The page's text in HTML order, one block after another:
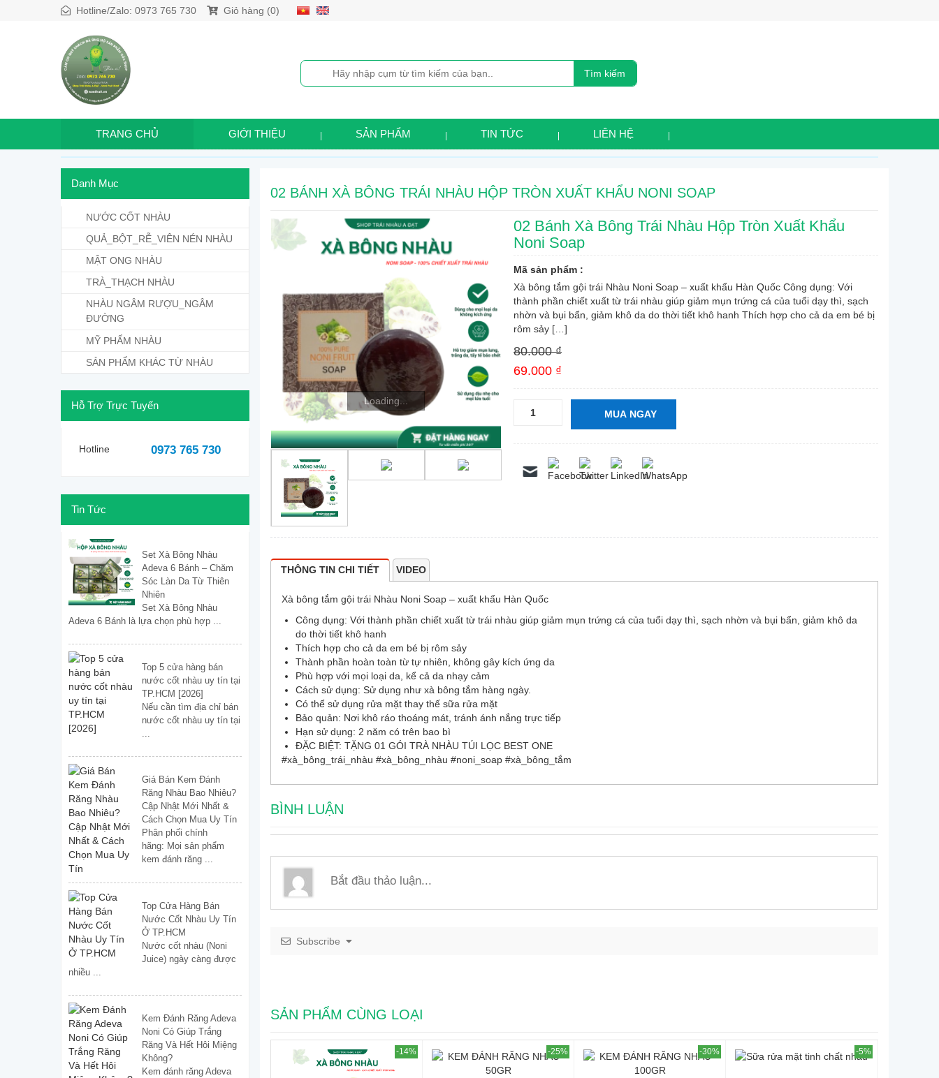
Hotline/Zalo: 0973 765 730 Giỏ hàng (0)
Tìm kiếm
TRANG CHỦ GIỚI THIỆU SẢN PHẨM TIN TỨC LIÊN HỆ
Danh Mục
NƯỚC CỐT NHÀU
QUẢ_BỘT_RỄ_VIÊN NÉN NHÀU
MẬT ONG NHÀU
TRÀ_THẠCH NHÀU
NHÀU NGÂM RƯỢU_NGÂM
ĐƯỜNG
MỸ PHẨM NHÀU
SẢN PHẨM KHÁC TỪ NHÀU
Hỗ Trợ Trực Tuyến
Hotline 0973 765 730
Tin Tức
Set Xà Bông Nhàu
Adeva 6 Bánh – Chăm
Sóc Làn Da Từ Thiên
Nhiên
Set Xà Bông Nhàu
Adeva 6 Bánh là lựa chọn phù hợp ...
Top 5 cửa hàng bán
nước cốt nhàu uy tín tại
TP.HCM [2026]
Nếu cần tìm địa chỉ bán
nước cốt nhàu uy tín tại
...
Giá Bán Kem Đánh
Răng Nhàu Bao Nhiêu?
Cập Nhật Mới Nhất &
Cách Chọn Mua Uy Tín
Phân phối chính
hãng: Mọi sản phẩm
kem đánh răng ...
Top Cửa Hàng Bán
Nước Cốt Nhàu Uy Tín
Ở TP.HCM
Nước cốt nhàu (Noni
Juice) ngày càng được
nhiều ...
Kem Đánh Răng Adeva
Noni Có Giúp Trắng
Răng Và Hết Hôi Miệng
Không?
Kem đánh răng Adeva
02 BÁNH XÀ BÔNG TRÁI NHÀU HỘP TRÒN XUẤT KHẨU NONI SOAP
Loading...
02 Bánh Xà Bông Trái Nhàu Hộp Tròn Xuất Khẩu
Noni Soap
Mã sản phẩm :
Xà bông tắm gội trái Nhàu Noni Soap – xuất khẩu Hàn Quốc Công dụng: Với
thành phần chiết xuất từ trái nhàu giúp giảm mụn trứng cá của tuổi dạy thì, sạch
nhờn và bụi bẩn, giảm khô da do thời tiết khô hanh Thích hợp cho cả da em bé bị
rôm sảy […]
80.000 ₫
69.000 ₫
MUA NGAY
THÔNG TIN CHI TIẾT VIDEO
Xà bông tắm gội trái Nhàu Noni Soap – xuất khẩu Hàn Quốc
Công dụng: Với thành phần chiết xuất từ trái nhàu giúp giảm mụn trứng cá của tuổi dạy thì, sạch nhờn và bụi bẩn, giảm khô da
do thời tiết khô hanh
Thích hợp cho cả da em bé bị rôm sảy
Thành phần hoàn toàn từ tự nhiên, không gây kích ứng da
Phù hợp với mọi loại da, kể cả da nhạy cảm
Cách sử dụng: Sử dụng như xà bông tắm hàng ngày.
Có thể sử dụng rửa mặt thay thế sữa rửa mặt
Bảo quản: Nơi khô ráo thoáng mát, tránh ánh nắng trực tiếp
Hạn sử dụng: 2 năm có trên bao bì
ĐẶC BIỆT: TẶNG 01 GÓI TRÀ NHÀU TÚI LỌC BEST ONE
#xà_bông_trái_nhàu #xà_bông_nhàu #noni_soap #xà_bông_tắm
BÌNH LUẬN
Subscribe
SẢN PHẨM CÙNG LOẠI
-25% -30% -5% -10%